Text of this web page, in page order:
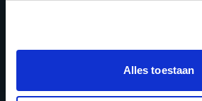
Alles toestaan